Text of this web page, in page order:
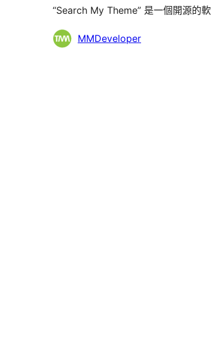
“Search My Theme” 是一個開源的
貢
MMDeveloper